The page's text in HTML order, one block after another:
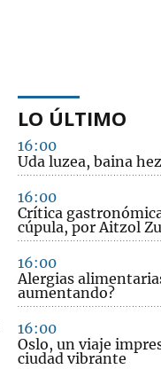
LO ÚLTIMO
16:00
Uda luzea, baina
16:00
Crítica
cúpula, por Aitzol
16:00
Alergias
aumentando?
16:00
Oslo, un viaje
ciudad vibrante